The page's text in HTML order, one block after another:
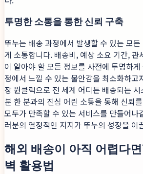
투명한 소통을 통한 신뢰 구축
뚜누는 배송 과정에서 발생할 수 있는 모
게 소통합니다. 배송비, 예상 소요 기간, 관
이 알아야 할 모든 정보를 사전에 투명하게
정에서 느낄 수 있는 불안감을 최소화하고
장 원클릭으로 전 세계 어디든 배송되는
분 한 분과의 진심 어린 소통을 통해 신뢰
모두가 만족할 수 있는 서비스를 만들어나
러분의 열정적인 지지가 뚜누의 성장을 이
해외 배송이 아직 어렵다
벽 활용법